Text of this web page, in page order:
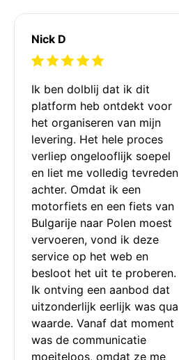
Nick D
Ik ben dolblij dat ik dit
platform heb ontdekt voor
het organiseren van mijn
levering. Het hele proces
verliep ongelooflijk soepel
en liet me volledig tevreden
achter. Omdat ik een
motorfiets en een fiets van
Bulgarije naar Polen moest
vervoeren, vond ik deze
service op het web en
besloot het uit te proberen.
Ik ontving een aanbod dat
uitzonderlijk eerlijk was qua
waarde. Vanaf dat moment
was de communicatie
moeiteloos, omdat ze me